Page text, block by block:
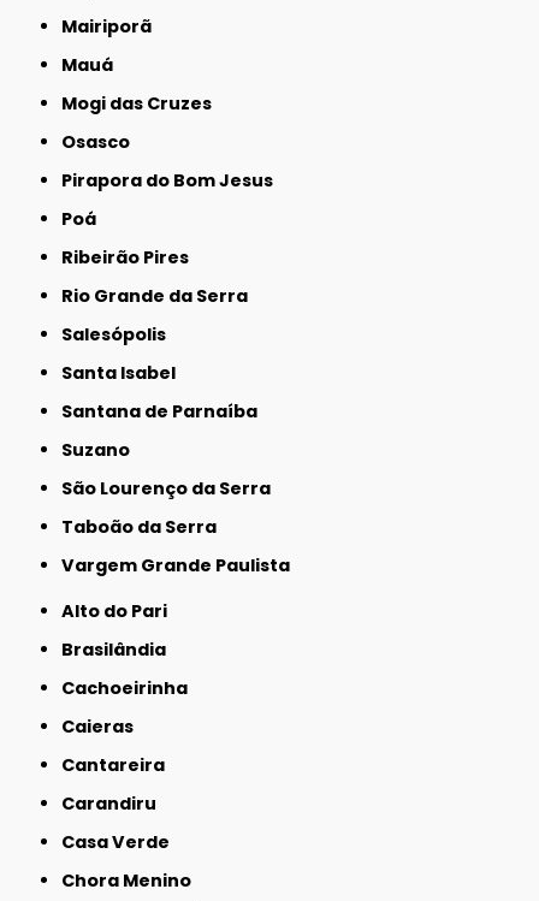
Mairiporã
Mauá
Mogi das Cruzes
Osasco
Pirapora do Bom Jesus
Poá
Ribeirão Pires
Rio Grande da Serra
Salesópolis
Santa Isabel
Santana de Parnaíba
Suzano
São Lourenço da Serra
Taboão da Serra
Vargem Grande Paulista
Alto do Pari
Brasilândia
Cachoeirinha
Caieras
Cantareira
Carandiru
Casa Verde
Chora Menino